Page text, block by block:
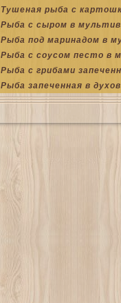
Тушеная рыба с
Рыба с сыром в
Рыба под маринадом в
Рыба с соусом песто в
Рыба с грибами
Рыба запеченная в